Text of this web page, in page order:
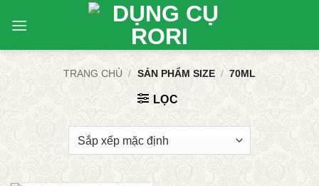
qua
dung
TRANG CHỦ / SẢN PHẨM SIZE / 70ML
LỌC